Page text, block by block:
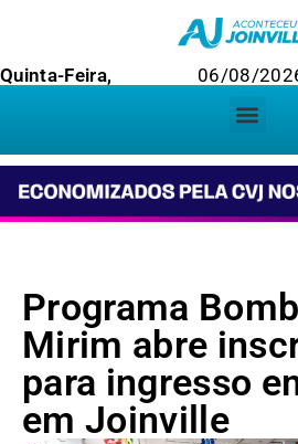
Quinta-Feira, 06/08/
Programa
Mirim abre
para ingresso
em Joinville